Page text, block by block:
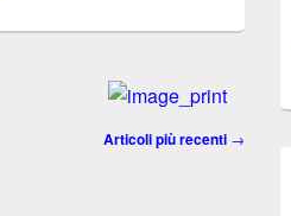
Articoli più recenti →